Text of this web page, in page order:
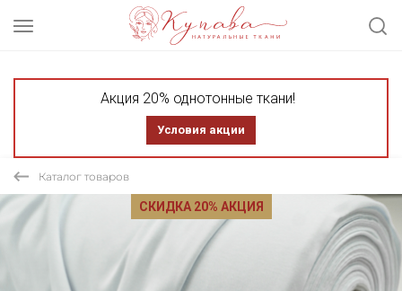
Акция 20% однотонные ткани!
Условия акции
Каталог товаров
СКИДКА 20% АКЦИЯ